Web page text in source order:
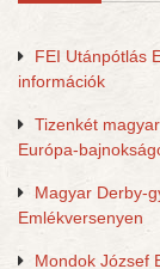
FEI Utánpótlás
információk
Tizenkét
Európa-
Magyar Derby-
Emlékversenyen
Mondok József